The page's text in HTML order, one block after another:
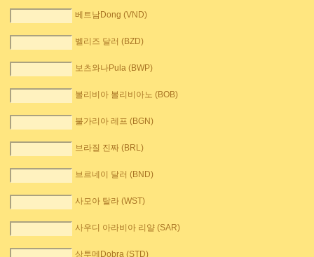
베트남Dong (VND)
벨리즈 달러 (BZD)
보츠와나Pula (BWP)
볼리비아 볼리비아노 (BOB)
불가리아 레프 (BGN)
브라질 진짜 (BRL)
브르네이 달러 (BND)
사모아 탈라 (WST)
사우디 아라비아 리얄 (SAR)
상투메Dobra (STD)